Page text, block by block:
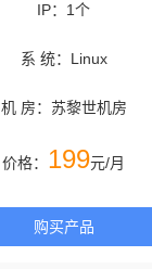
IP：1个
系 统：Linux
机 房：苏黎世机房
价格： 199元/月
购买产品